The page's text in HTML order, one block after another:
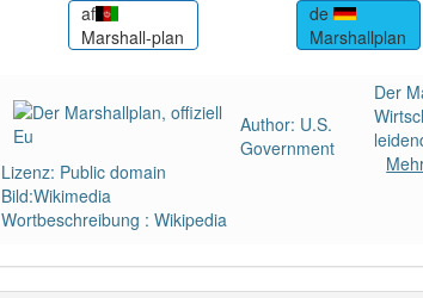
af
Marshall-plan
de
Marshallplan
Author: U.S.
Government
Lizenz: Public domain
Bild:Wikimedia
Wortbeschreibung : Wikipedia
Der